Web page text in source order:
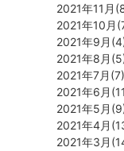
2021年11月
2021年10月
2021年9月
2021年8月
2021年7月(7)
2021年6月
2021年5月
2021年4月
2021年3月